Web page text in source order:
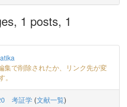
1 posts, 1
集で削除されたか、リンク先が変
考証学 (文献一覧)